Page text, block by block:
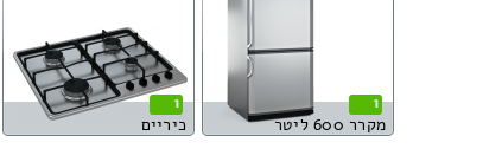
1
מקרר 600 ליטר
1
כיריים